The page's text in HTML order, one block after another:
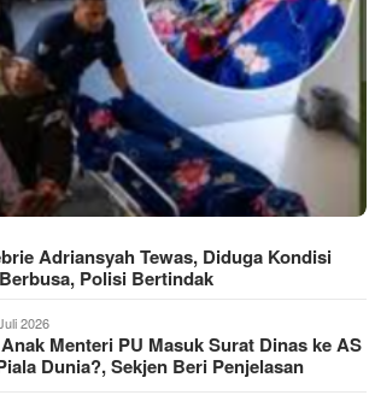
Adriansyah Tewas, Diduga Kondisi
Polisi Bertindak
2026
Menteri PU Masuk Surat Dinas ke AS
Dunia?, Sekjen Beri Penjelasan